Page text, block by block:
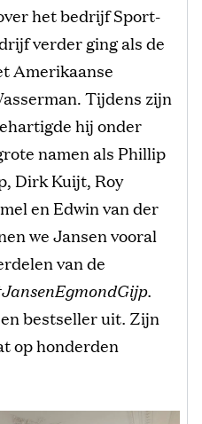
het bedrijf Sport-
verder ging als de
Amerikaanse
Tijdens zijn
hij onder
namen als Phillip
Dirk Kuijt, Roy
en Edwin van der
we Jansen vooral
van de
bestseller uit. Zijn
op honderden